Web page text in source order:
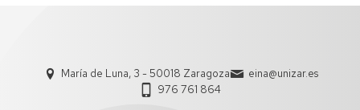
María de Luna, 3 - 50018 Zaragoza
eina@unizar.es
976 761 864